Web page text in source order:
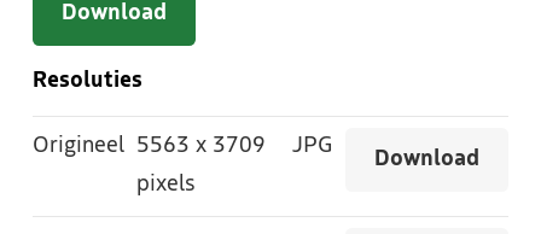
Download
Resoluties
Origineel 5563 x 3709
pixels
JPG
Download